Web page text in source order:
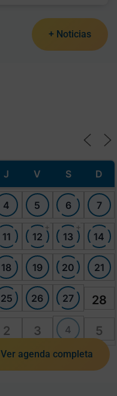
+ Noticias
J V S D
4 5 6 7
11 12
+
13
+
14
18 19 20 21
25 26 27 28
2 3 4 5
Ver agenda completa